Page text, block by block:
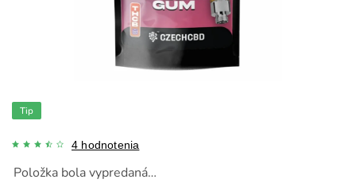
Tip
4 hodnotenia
Položka bola vypredaná…